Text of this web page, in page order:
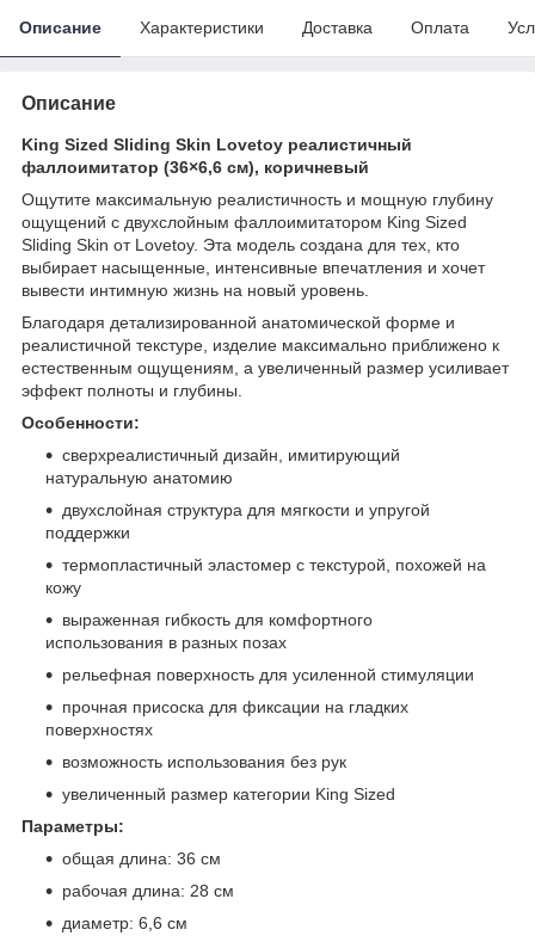
Описание Характеристики Доставка Оплата
Описание
King Sized Sliding Skin Lovetoy реалистичный
фаллоимитатор (36×6,6 см), коричневый
Ощутите максимальную реалистичность и мощную глубину
ощущений с двухслойным фаллоимитатором King Sized
Sliding Skin от Lovetoy. Эта модель создана для тех, кто
выбирает насыщенные, интенсивные впечатления и хочет
вывести интимную жизнь на новый уровень.
Благодаря детализированной анатомической форме и
реалистичной текстуре, изделие максимально приближено к
естественным ощущениям, а увеличенный размер усиливает
эффект полноты и глубины.
Особенности:
сверхреалистичный дизайн, имитирующий
натуральную анатомию
двухслойная структура для мягкости и упругой
поддержки
термопластичный эластомер с текстурой, похожей на
кожу
выраженная гибкость для комфортного
использования в разных позах
рельефная поверхность для усиленной стимуляции
прочная присоска для фиксации на гладких
поверхностях
возможность использования без рук
увеличенный размер категории King Sized
Параметры:
общая длина: 36 см
рабочая длина: 28 см
диаметр: 6,6 см